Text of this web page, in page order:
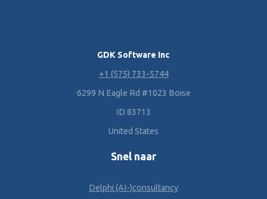
GDK Software Inc
+1 (575) 733-5744
6299 N Eagle Rd #1023 Boise
ID 83713
United States
Snel naar
Delphi (AI-)consultancy